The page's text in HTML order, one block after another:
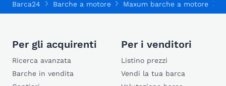
Barca24 Barche a motore Maxum barche a motore
Per gli acquirenti
Ricerca avanzata
Barche in vendita
Per i venditori
Listino prezzi
Vendi la tua barca